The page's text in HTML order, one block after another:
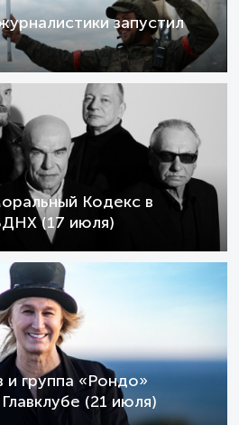
запустил
Кодекс в
(17 июля)
группа «Рондо»
(21 июля)